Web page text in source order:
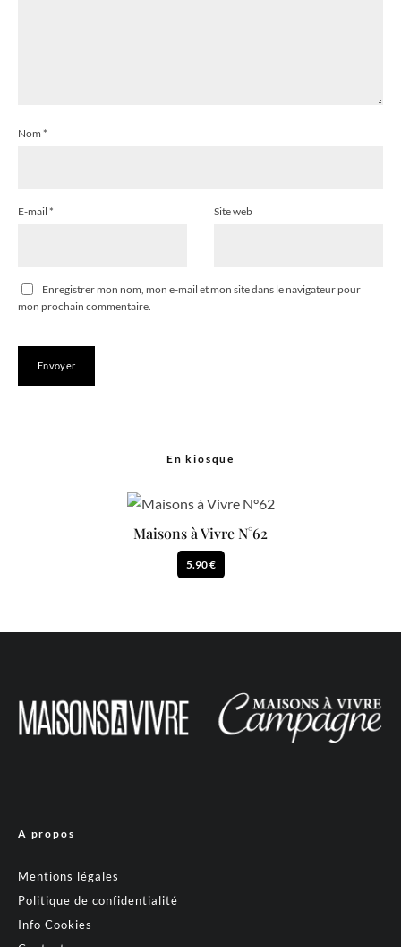
Nom *
E-mail * Site web
Enregistrer mon nom, mon e-mail et mon site dans le navigateur pour
mon prochain commentaire.
En kiosque
Maisons à Vivre N°62
5.90 €
A propos
Mentions légales
Politique de confidentialité
Info Cookies